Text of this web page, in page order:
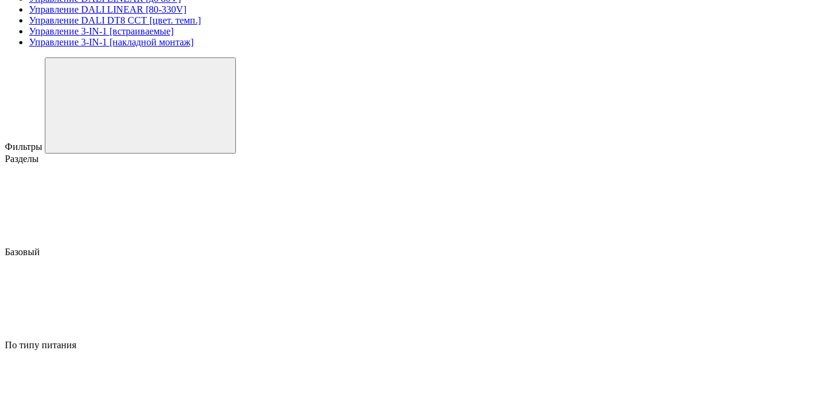
Управление DALI LINEAR [80-330V]
Управление DALI DT8 CCT [цвет. темп.]
Управление 3-IN-1 [встраиваемые]
Управление 3-IN-1 [накладной монтаж]
Фильтры
Разделы
Базовый
По типу питания